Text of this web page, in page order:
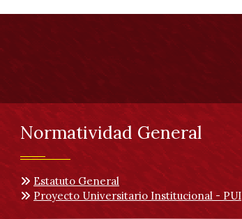
Normatividad General
Estatuto General
Proyecto Universitario Institucional - PUI